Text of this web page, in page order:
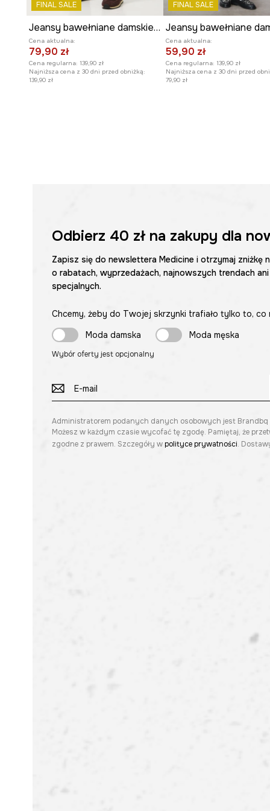
FINAL SALE
Jeansy bawełniane damskie straight z efektem sprania
Cena aktualna:
79,90 zł
Cena regularna: 139,90 zł
Najniższa cena z 30 dni przed obniżką:
139,90 zł
FINAL SALE
Cena aktualna:
59,90 zł
Cena regularna: 139,90 zł
Najniższa cena z 30 dni przed
79,90 zł
Odbierz 40 złna zakupy dla
Zapisz się do newslettera Medicine i otrzymaj zniżkę
o rabatach, wyprzedażach, najnowszych trendach
specjalnych.
Chcemy, żeby do Twojej skrzynki trafiało tylko to,
Moda damska
Moda męska
Wybór oferty jest opcjonalny
Administratorem podanych danych osobowych jest Brandbq
Możesz w każdym czasie wycofać tę zgodę. Pamiętaj, że
zgodne z prawem. Szczegóły wpolityce prywatności.